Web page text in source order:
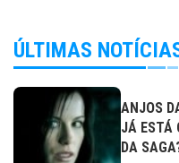
ÚLTIMAS
ANJOS
JÁ ESTÁ
DA